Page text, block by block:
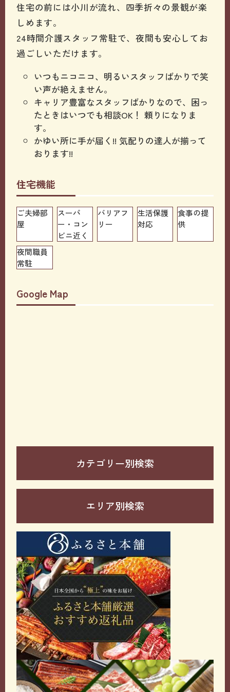
住宅の前には小川が流れ、四季折々の景観が楽
しめます。
24時間介護スタッフ常駐で、夜間も安心してお
過ごしいただけます。
いつもニコニコ、明るいスタッフばかりで笑
い声が絶えません。
キャリア豊富なスタッフばかりなので、困っ
たときはいつでも相談OK！ 頼りになりま
す。
かゆい所に手が届く!! 気配りの達人が揃って
おります!!
住宅機能
ご夫婦部
屋
スーパ
ー・コン
ビニ近く
バリアフ
リー
生活保護
対応
食事の提
供
夜間職員
常駐
Google Map
カテゴリー別検索
エリア別検索